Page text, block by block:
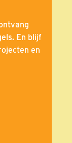
En blijf
en